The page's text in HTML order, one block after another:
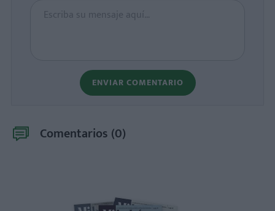
ENVIAR COMENTARIO
Comentarios (0)